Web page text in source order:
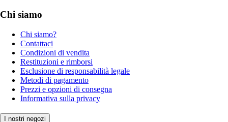
Chi siamo
Chi siamo?
Contattaci
Condizioni di vendita
Restituzioni e rimborsi
Esclusione di responsabilità legale
Metodi di pagamento
Prezzi e opzioni di consegna
Informativa sulla privacy
I nostri negozi